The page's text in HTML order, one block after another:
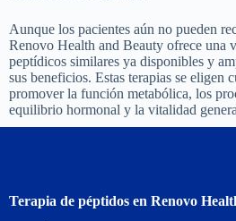
Aunque los pacientes aún no pueden
Renovo Health and Beauty ofrece una
peptídicos similares ya disponibles y
sus beneficios. Estas terapias se eligen
promover la función metabólica, los
equilibrio hormonal y la vitalidad
Terapia de péptidos en Renovo